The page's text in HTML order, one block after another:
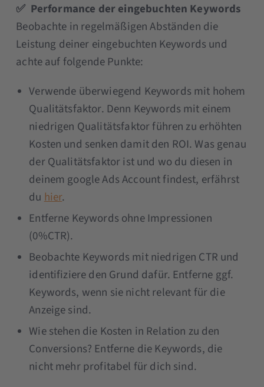
✅ Performance der eingebuchten Keywords
Beobachte in regelmäßigen Abständen die
Leistung deiner eingebuchten Keywords und
achte auf folgende Punkte:
Verwende überwiegend Keywords mit hohem
Qualitätsfaktor. Denn Keywords mit einem
niedrigen Qualitätsfaktor führen zu erhöhten
Kosten und senken damit den ROI. Was genau
der Qualitätsfaktor ist und wo du diesen in
deinem google Ads Account findest, erfährst
du hier.
Entferne Keywords ohne Impressionen
(0%CTR).
Beobachte Keywords mit niedrigen CTR und
identifiziere den Grund dafür. Entferne ggf.
Keywords, wenn sie nicht relevant für die
Anzeige sind.
Wie stehen die Kosten in Relation zu den
Conversions? Entferne die Keywords, die
nicht mehr profitabel für dich sind.